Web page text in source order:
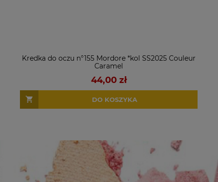
Kredka do oczu n°155 Mordore *kol SS2025 Couleur
Caramel
44,00 zł
DO KOSZYKA